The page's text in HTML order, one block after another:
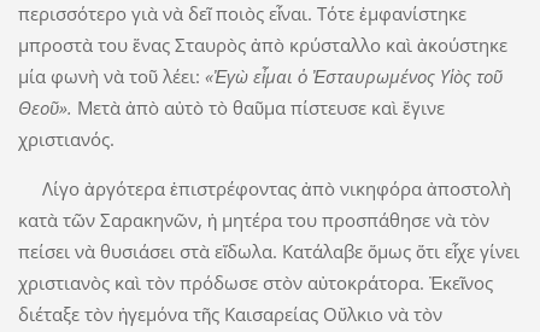
περισσότερο γιὰ νὰ δεῖ ποιὸς εἶναι. Τότε ἐμφανίστηκε
μπροστὰ του ἕνας Σταυρὸς ἀπὸ κρύσταλλο καὶ ἀκούστηκε
μία φωνὴ νὰ τοῦ λέει: «Ἐγὼ εἶμαι ὁ Ἐσταυρωμένος Υἱὸς τοῦ
Θεοῦ». Μετὰ ἀπὸ αὐτὸ τὸ θαῦμα πίστευσε καὶ ἔγινε
χριστιανός.
Λίγο ἀργότερα ἐπιστρέφοντας ἀπὸ νικηφόρα ἀποστολὴ
κατὰ τῶν Σαρακηνῶν, ἡ μητέρα του προσπάθησε νὰ τὸν
πείσει νὰ θυσιάσει στὰ εἴδωλα. Κατάλαβε ὅμως ὅτι εἶχε γίνει
χριστιανὸς καὶ τὸν πρόδωσε στὸν αὐτοκράτορα. Ἐκεῖνος
διέταξε τὸν ἡγεμόνα τῆς Καισαρείας Οὔλκιο νὰ τὸν